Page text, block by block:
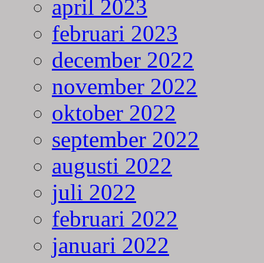
april 2023
februari 2023
december 2022
november 2022
oktober 2022
september 2022
augusti 2022
juli 2022
februari 2022
januari 2022